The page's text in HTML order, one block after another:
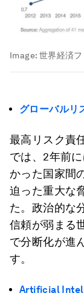
Image: 世界経済
グローバルリ
最高リスク責
では、2年前
かった国家間
迫った重大な
た。政治的な
信頼が弱まる
で分断化が進
す。
Artificial